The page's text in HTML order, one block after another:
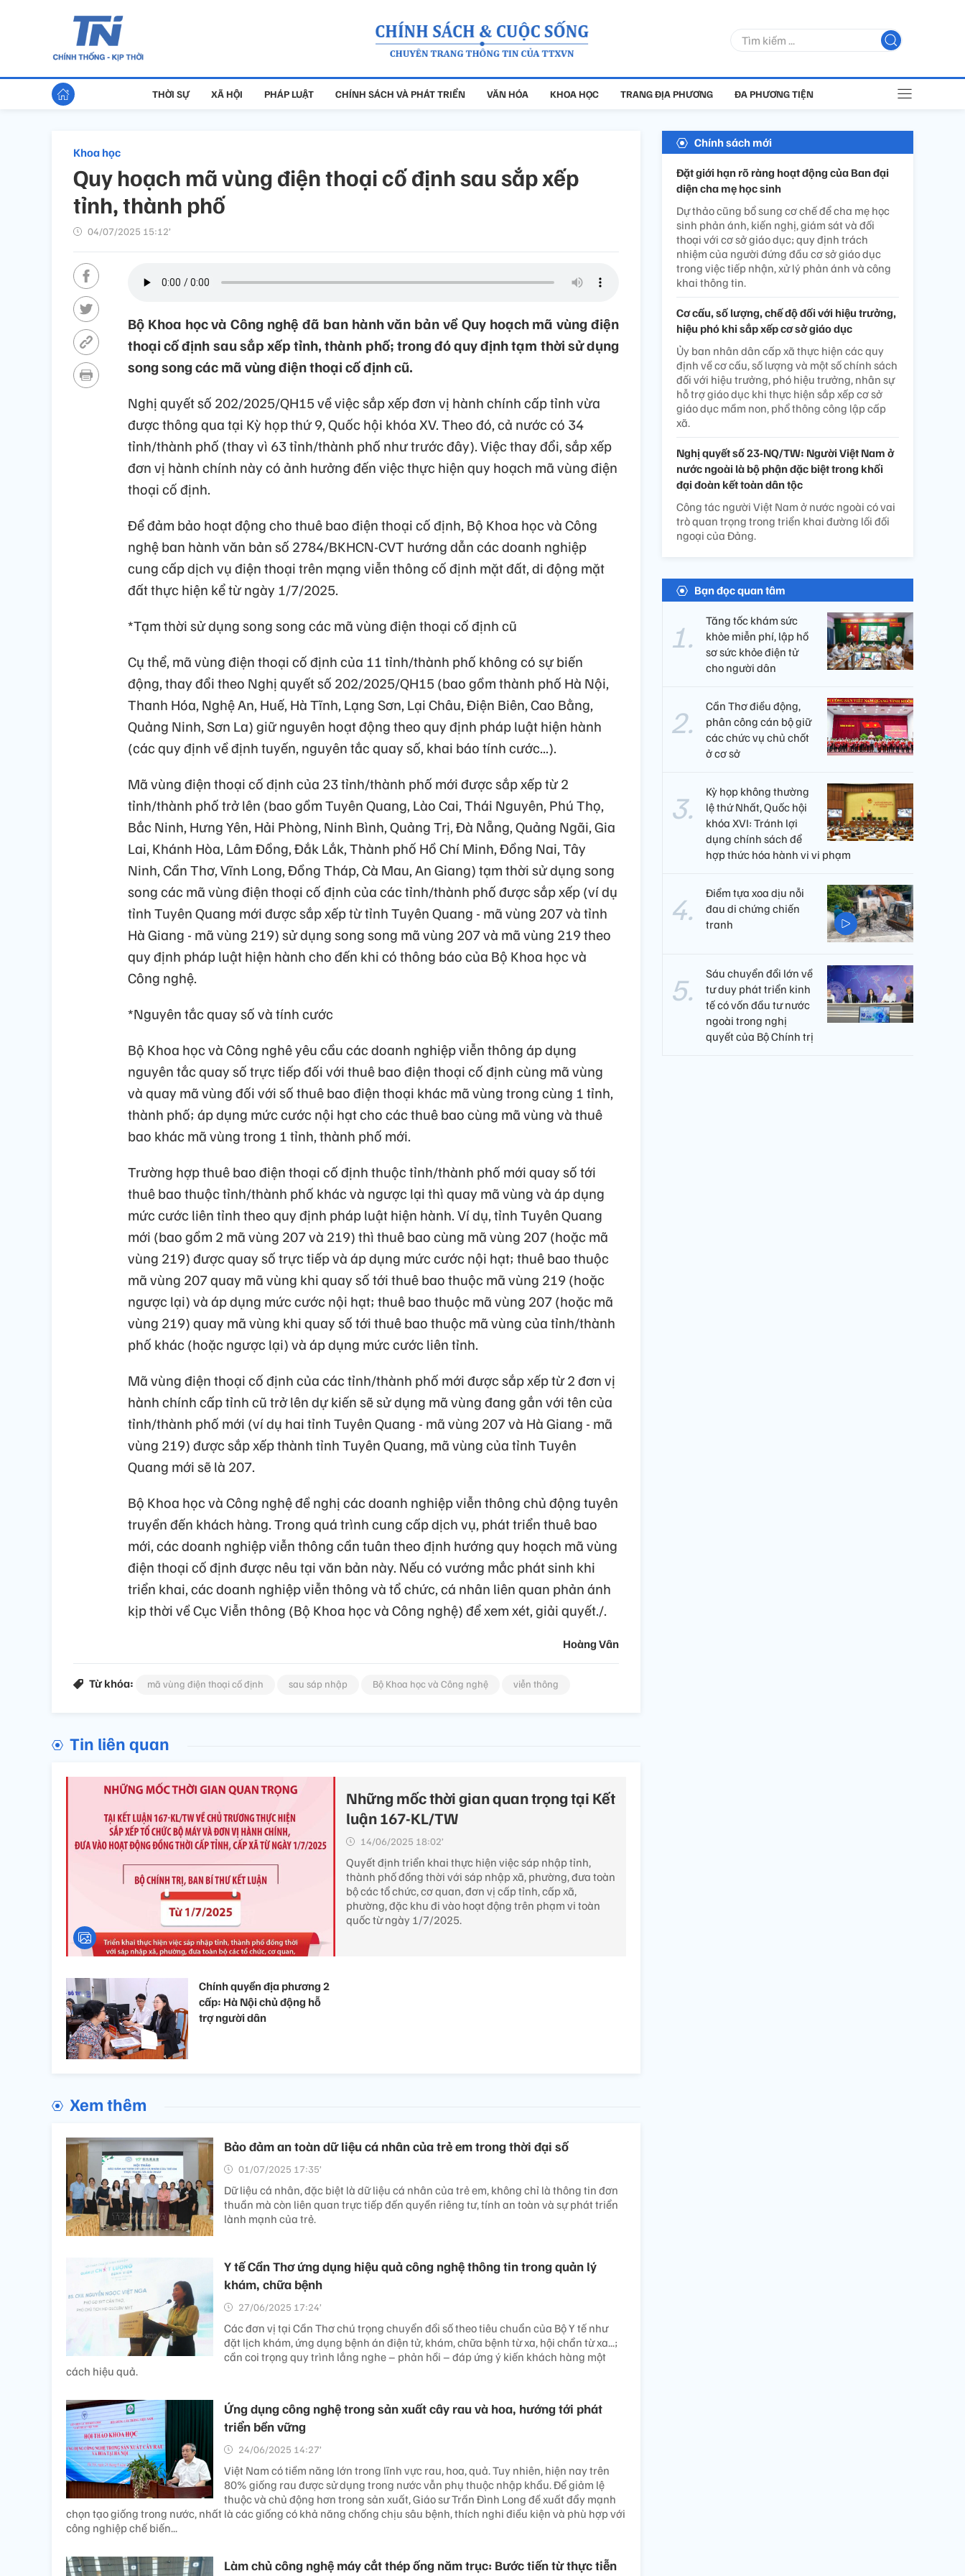
THỜI SỰ XÃ HỘI PHÁP LUẬT CHÍNH SÁCH VÀ PHÁT TRIỂN VĂN HÓA KHOA HỌC TRANG ĐỊA PHƯƠNG ĐA PHƯƠNG TIỆN
Khoa học
Quy hoạch mã vùng điện thoại cố định sau sắp xếp
tỉnh, thành phố
04/07/2025 15:12’
Bộ Khoa học và Công nghệ đã ban hành văn bản về Quy hoạch mã vùng điện
thoại cố định sau sắp xếp tỉnh, thành phố; trong đó quy định tạm thời sử dụng
song song các mã vùng điện thoại cố định cũ.
Nghị quyết số 202/2025/QH15 về việc sắp xếp đơn vị hành chính cấp tỉnh vừa
được thông qua tại Kỳ họp thứ 9, Quốc hội khóa XV. Theo đó, cả nước có 34
tỉnh/thành phố (thay vì 63 tỉnh/thành phố như trước đây). Việc thay đổi, sắp xếp
đơn vị hành chính này có ảnh hưởng đến việc thực hiện quy hoạch mã vùng điện
thoại cố định.
Để đảm bảo hoạt động cho thuê bao điện thoại cố định, Bộ Khoa học và Công
nghệ ban hành văn bản số 2784/BKHCN-CVT hướng dẫn các doanh nghiệp
cung cấp dịch vụ điện thoại trên mạng viễn thông cố định mặt đất, di động mặt
đất thực hiện kể từ ngày 1/7/2025.
*Tạm thời sử dụng song song các mã vùng điện thoại cố định cũ
Cụ thể, mã vùng điện thoại cố định của 11 tỉnh/thành phố không có sự biến
động, thay đổi theo Nghị quyết số 202/2025/QH15 (bao gồm thành phố Hà Nội,
Thanh Hóa, Nghệ An, Huế, Hà Tĩnh, Lạng Sơn, Lại Châu, Điện Biên, Cao Bằng,
Quảng Ninh, Sơn La) giữ nguyên hoạt động theo quy định pháp luật hiện hành
(các quy định về định tuyến, nguyên tắc quay số, khai báo tính cước...).
Mã vùng điện thoại cố định của 23 tỉnh/thành phố mới được sắp xếp từ 2
tỉnh/thành phố trở lên (bao gồm Tuyên Quang, Lào Cai, Thái Nguyên, Phú Thọ,
Bắc Ninh, Hưng Yên, Hải Phòng, Ninh Bình, Quảng Trị, Đà Nẵng, Quảng Ngãi, Gia
Lai, Khánh Hòa, Lâm Đồng, Đắk Lắk, Thành phố Hồ Chí Minh, Đồng Nai, Tây
Ninh, Cần Thơ, Vĩnh Long, Đồng Tháp, Cà Mau, An Giang) tạm thời sử dụng song
song các mã vùng điện thoại cố định của các tỉnh/thành phố được sắp xếp (ví dụ
tỉnh Tuyên Quang mới được sắp xếp từ tỉnh Tuyên Quang - mã vùng 207 và tỉnh
Hà Giang - mã vùng 219) sử dụng song song mã vùng 207 và mã vùng 219 theo
quy định pháp luật hiện hành cho đến khi có thông báo của Bộ Khoa học và
Công nghệ.
*Nguyên tắc quay số và tính cước
Bộ Khoa học và Công nghê yêu cầu các doanh nghiệp viễn thông áp dụng
nguyên tắc quay số trực tiếp đối với thuê bao điện thoại cố định cùng mã vùng
và quay mã vùng đối với số thuê bao điện thoại khác mã vùng trong cùng 1 tỉnh,
thành phố; áp dụng mức cước nội hạt cho các thuê bao cùng mã vùng và thuê
bao khác mã vùng trong 1 tỉnh, thành phố mới.
Trường hợp thuê bao điện thoại cố định thuộc tỉnh/thành phố mới quay số tới
thuê bao thuộc tỉnh/thành phố khác và ngược lại thì quay mã vùng và áp dụng
mức cước liên tỉnh theo quy định pháp luật hiện hành. Ví dụ, tỉnh Tuyên Quang
mới (bao gồm 2 mã vùng 207 và 219) thì thuê bao cùng mã vùng 207 (hoặc mã
vùng 219) được quay số trực tiếp và áp dụng mức cước nội hạt; thuê bao thuộc
mã vùng 207 quay mã vùng khi quay số tới thuê bao thuộc mã vùng 219 (hoặc
ngược lại) và áp dụng mức cước nội hạt; thuê bao thuộc mã vùng 207 (hoặc mã
vùng 219) quay mã vùng khi quay số tới thuê bao thuộc mã vùng của tỉnh/thành
phố khác (hoặc ngược lại) và áp dụng mức cước liên tỉnh.
Mã vùng điện thoại cố định của các tỉnh/thành phố mới được sắp xếp từ 2 đơn vị
hành chính cấp tỉnh cũ trở lên dự kiến sẽ sử dụng mã vùng đang gắn với tên của
tỉnh/thành phố mới (ví dụ hai tỉnh Tuyên Quang - mã vùng 207 và Hà Giang - mã
vùng 219) được sắp xếp thành tỉnh Tuyên Quang, mã vùng của tỉnh Tuyên
Quang mới sẽ là 207.
Bộ Khoa học và Công nghệ đề nghị các doanh nghiệp viễn thông chủ động tuyên
truyền đến khách hàng. Trong quá trình cung cấp dịch vụ, phát triển thuê bao
mới, các doanh nghiệp viễn thông cần tuân theo định hướng quy hoạch mã vùng
điện thoại cố định được nêu tại văn bản này. Nếu có vướng mắc phát sinh khi
triển khai, các doanh nghiệp viễn thông và tổ chức, cá nhân liên quan phản ánh
kịp thời về Cục Viễn thông (Bộ Khoa học và Công nghệ) để xem xét, giải quyết./.
Hoàng Vân
Từ khóa: mã vùng điện thoại cố định sau sáp nhập Bộ Khoa học và Công nghệ viễn thông
Tin liên quan
Những mốc thời gian quan trọng tại Kết
luận 167-KL/TW
14/06/2025 18:02’
Quyết định triển khai thực hiện việc sáp nhập tỉnh,
thành phố đồng thời với sáp nhập xã, phường, đưa toàn
bộ các tổ chức, cơ quan, đơn vị cấp tỉnh, cấp xã,
phường, đặc khu đi vào hoạt động trên phạm vi toàn
quốc từ ngày 1/7/2025.
Chính quyền địa phương 2
cấp: Hà Nội chủ động hỗ
trợ người dân
Xem thêm
Bảo đảm an toàn dữ liệu cá nhân của trẻ em trong thời đại số
01/07/2025 17:35’
Dữ liệu cá nhân, đặc biệt là dữ liệu cá nhân của trẻ em, không chỉ là thông tin đơn
thuần mà còn liên quan trực tiếp đến quyền riêng tư, tính an toàn và sự phát triển
lành mạnh của trẻ.
Y tế Cần Thơ ứng dụng hiệu quả công nghệ thông tin trong quản lý
khám, chữa bệnh
27/06/2025 17:24’
Các đơn vị tại Cần Thơ chú trọng chuyển đổi số theo tiêu chuẩn của Bộ Y tế như
đặt lịch khám, ứng dụng bệnh án điện tử, khám, chữa bệnh từ xa, hội chẩn từ xa...;
cần coi trọng quy trình lắng nghe – phản hồi – đáp ứng ý kiến khách hàng một
cách hiệu quả.
Ứng dụng công nghệ trong sản xuất cây rau và hoa, hướng tới phát
triển bền vững
24/06/2025 14:27’
Việt Nam có tiềm năng lớn trong lĩnh vực rau, hoa, quả. Tuy nhiên, hiện nay trên
80% giống rau được sử dụng trong nước vẫn phụ thuộc nhập khẩu. Để giảm lệ
thuộc và chủ động hơn trong sản xuất, Giáo sư Trần Đình Long đề xuất đẩy mạnh
chọn tạo giống trong nước, nhất là các giống có khả năng chống chịu sâu bệnh, thích nghi điều kiện và phù hợp với
công nghiệp chế biến...
Làm chủ công nghệ máy cắt thép ống năm trục: Bước tiến từ thực tiễn
Chính sách mới
Đặt giới hạn rõ ràng hoạt động của Ban đại
diện cha mẹ học sinh
Dự thảo cũng bổ sung cơ chế để cha mẹ học
sinh phản ánh, kiến nghị, giám sát và đối
thoại với cơ sở giáo dục; quy định trách
nhiệm của người đứng đầu cơ sở giáo dục
trong việc tiếp nhận, xử lý phản ánh và công
khai thông tin.
Cơ cấu, số lượng, chế độ đối với hiệu trưởng,
hiệu phó khi sắp xếp cơ sở giáo dục
Ủy ban nhân dân cấp xã thực hiện các quy
định về cơ cấu, số lượng và một số chính sách
đối với hiệu trưởng, phó hiệu trưởng, nhân sự
hỗ trợ giáo dục khi thực hiện sắp xếp cơ sở
giáo dục mầm non, phổ thông công lập cấp
xã.
Nghị quyết số 23-NQ/TW: Người Việt Nam ở
nước ngoài là bộ phận đặc biệt trong khối
đại đoàn kết toàn dân tộc
Công tác người Việt Nam ở nước ngoài có vai
trò quan trọng trong triển khai đường lối đối
ngoại của Đảng.
Bạn đọc quan tâm
Tăng tốc khám sức
khỏe miễn phí, lập hồ
sơ sức khỏe điện tử
cho người dân
Cần Thơ điều động,
phân công cán bộ giữ
các chức vụ chủ chốt
ở cơ sở
Kỳ họp không thường
lệ thứ Nhất, Quốc hội
khóa XVI: Tránh lợi
dụng chính sách để
hợp thức hóa hành vi vi phạm
Điểm tựa xoa dịu nỗi
đau di chứng chiến
tranh
Sáu chuyển đổi lớn về
tư duy phát triển kinh
tế có vốn đầu tư nước
ngoài trong nghị
quyết của Bộ Chính trị